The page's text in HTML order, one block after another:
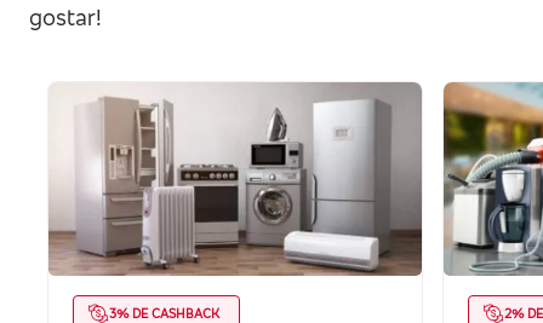
gostar!
3% DE CASHBACK 2%